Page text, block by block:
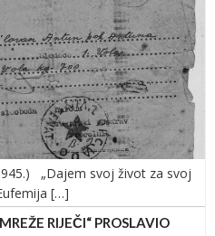
„Dajem svoj život za svoj
[…]
RIJEČI“ PROSLAVIO